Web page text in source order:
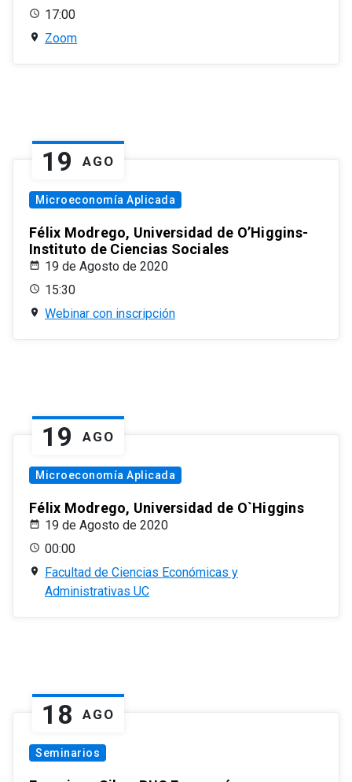
17:00
Zoom
19 AGO
Microeconomía Aplicada
Félix Modrego, Universidad de O’Higgins-
Instituto de Ciencias Sociales
19 de Agosto de 2020
15:30
Webinar con inscripción
19 AGO
Microeconomía Aplicada
Félix Modrego, Universidad de O`Higgins
19 de Agosto de 2020
00:00
Facultad de Ciencias Económicas y
Administrativas UC
18 AGO
Seminarios